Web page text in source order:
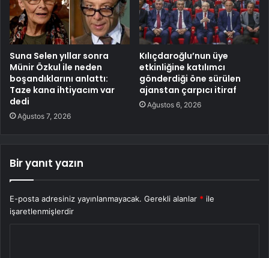
Suna Selen yıllar sonra
Münir Özkul ile neden
boşandıklarını anlattı:
Taze kana ihtiyacım var
dedi
Ağustos 7, 2026
Kılıçdaroğlu’nun üye
etkinliğine katılımcı
gönderdiği öne sürülen
ajanstan çarpıcı itiraf
Ağustos 6, 2026
Bir yanıt yazın
E-posta adresiniz yayınlanmayacak. Gerekli alanlar * ile
işaretlenmişlerdir